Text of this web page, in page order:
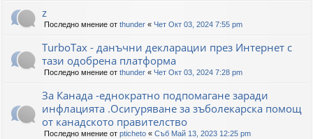
z
Последно мнение от thunder « Чет Окт 03, 2024 7:55 pm
TurboTax - данъчни декларации през Интернет с
тази одобрена платформа
Последно мнение от thunder « Чет Окт 03, 2024 7:28 pm
За Канада -еднократно подпомагане заради
инфлацията .Осигуряване за зъболекарска помощ
от канадското правителство
Последно мнение от pticheto « Съб Май 13, 2023 12:25 pm